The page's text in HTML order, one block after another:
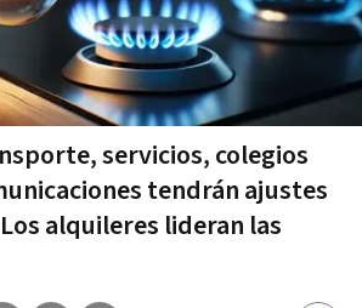
servicios, colegios
tendrán ajustes
alquileres lideran las